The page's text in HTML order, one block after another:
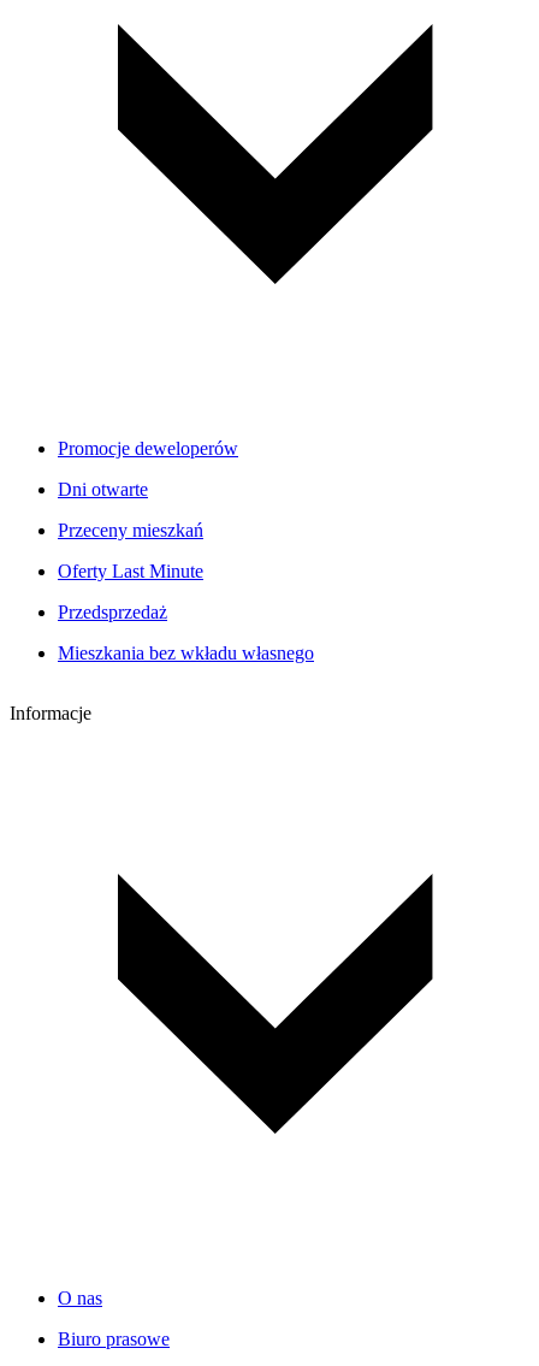
Promocje deweloperów
Dni otwarte
Przeceny mieszkań
Oferty Last Minute
Przedsprzedaż
Mieszkania bez wkładu własnego
Informacje
O nas
Biuro prasowe